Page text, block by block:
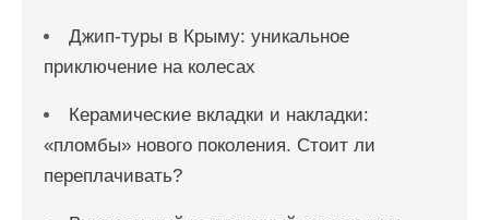
Джип-туры в Крыму: уникальное
приключение на колесах
Керамические вкладки и накладки:
«пломбы» нового поколения. Стоит ли
переплачивать?